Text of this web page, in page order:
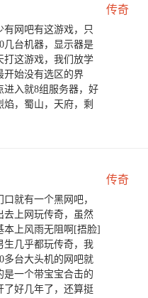
传奇
网吧有这游戏，只
几台机器，显示器是
打这游戏，我们放学
开始没有选区的界
进入就8组服务器，好
，蜀山，天府，剩
传奇
就有一个黑网吧，
去上网玩传奇，虽然
本上风雨无阻啊[捂脸]
生几乎都玩传奇，我
多台大头机的网吧就
是一个带宝宝合击的
了好几年了，还算挺